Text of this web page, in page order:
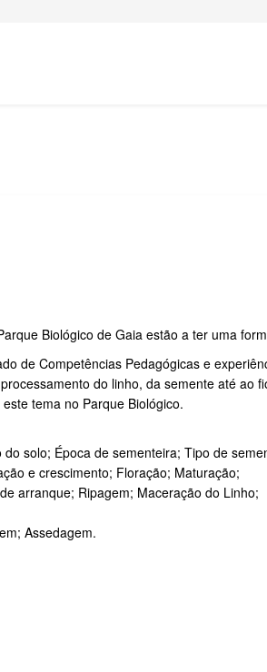
Biológico de Gaia estão a ter uma
de Competências Pedagógicas e
do linho, da semente até ao
tema no Parque Biológico.
solo; Época de sementeira; Tipo de
e crescimento; Floração; Maturação;
arranque; Ripagem; Maceração do Linho;
Assedagem.